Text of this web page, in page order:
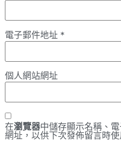
電子郵件地址 *
個人網站網址
在瀏覽器中儲存顯示名稱、
網址，以供下次發佈留言時使